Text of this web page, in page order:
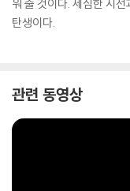
워 줄 것이다. 세심한 시
탄생이다.
관련 동영상